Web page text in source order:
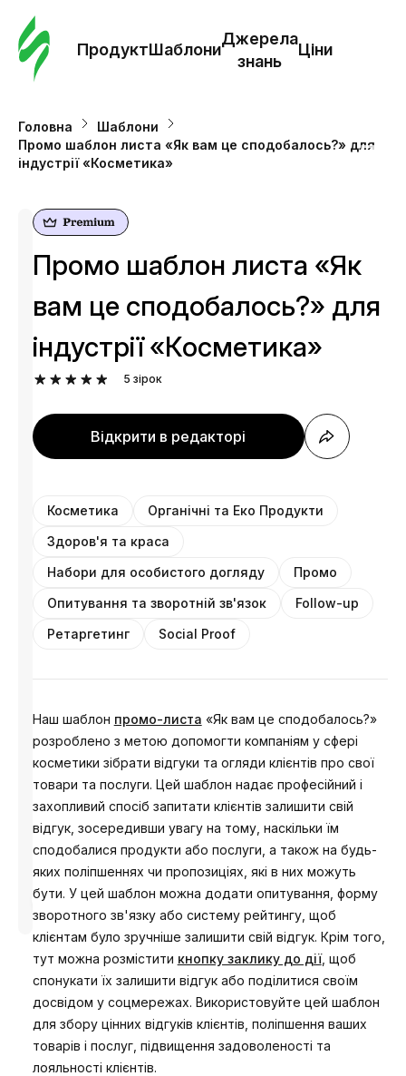
ПродуктШаблони
Джерела
знань
Ціни
Головна
Шаблони
Промо шаблон листа «Як вам це сподобалось?» для
індустрії «Косметика»
Розроблено
Анастасія
Промо шаблон листа «Як
вам це сподобалось?» для
індустрії «Косметика»
5 зірок
Відкрити в редакторі
Косметика
Органічні та Еко Продукти
Здоров'я та краса
Набори для особистого догляду
Промо
Опитування та зворотній зв'язок
Follow-up
Ретаргетинг
Social Proof
Наш шаблон промо-листа «Як вам це сподобалось?»
розроблено з метою допомогти компаніям у сфері
косметики зібрати відгуки та огляди клієнтів про свої
товари та послуги. Цей шаблон надає професійний і
захопливий спосіб запитати клієнтів залишити свій
відгук, зосередивши увагу на тому, наскільки їм
сподобалися продукти або послуги, а також на будь-
яких поліпшеннях чи пропозиціях, які в них можуть
бути. У цей шаблон можна додати опитування, форму
зворотного зв'язку або систему рейтингу, щоб
клієнтам було зручніше залишити свій відгук. Крім того,
тут можна розмістити кнопку заклику до дії, щоб
спонукати їх залишити відгук або поділитися своїм
досвідом у соцмережах. Використовуйте цей шаблон
для збору цінних відгуків клієнтів, поліпшення ваших
товарів і послуг, підвищення задоволеності та
лояльності клієнтів.